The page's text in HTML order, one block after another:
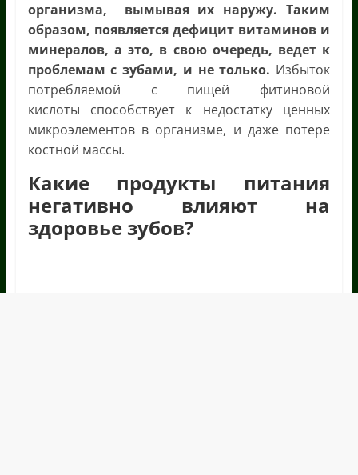
организма, вымывая их наружу. Таким
образом, появляется дефицит витаминов и
минералов, а это, в свою очередь, ведет к
проблемам с зубами, и не только. Избыток
потребляемой с пищей фитиновой
кислоты способствует к недостатку ценных
микроэлементов в организме, и даже потере
костной массы.
Какие продукты питания
негативно влияют на
здоровье зубов?